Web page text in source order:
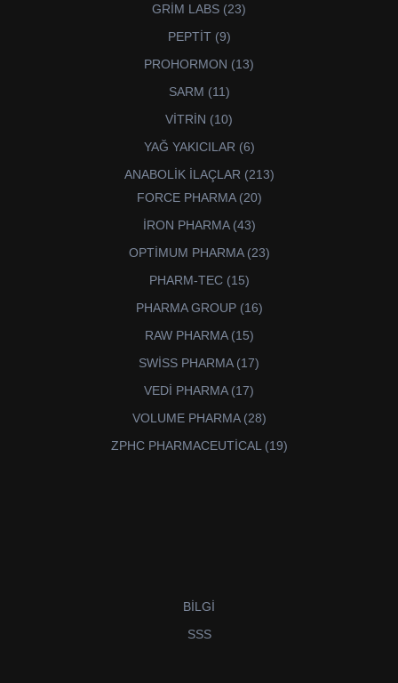
GRİM LABS 2323
PEPTİT 99
PROHORMON 1313
SARM 1111
VİTRİN 1010
YAĞ YAKICILAR 66
ANABOLİK İLAÇLAR 213213
FORCE PHARMA 2020
İRON PHARMA 4343
OPTİMUM PHARMA 2323
PHARM-TEC 1515
PHARMA GROUP 1616
RAW PHARMA 1515
SWİSS PHARMA 1717
VEDİ PHARMA 1717
VOLUME PHARMA 2828
ZPHC PHARMACEUTİCAL 1919
BİLGİ
SSS